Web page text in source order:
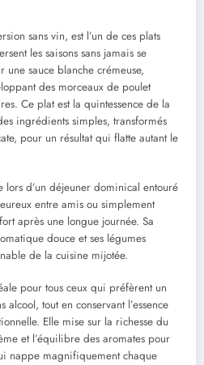
sans vin, est l’un de ces plats
les saisons sans jamais se
sauce blanche crémeuse,
des morceaux de poulet
Ce plat est la quintessence de la
ingrédients simples, transformés
pour un résultat qui flatte autant le
lors d’un déjeuner dominical entouré
entre amis ou simplement
après une longue journée. Sa
douce et ses légumes
de la cuisine mijotée.
pour tous ceux qui préfèrent un
alcool, tout en conservant l’essence
Elle mise sur la richesse du
et l’équilibre des aromates pour
nappe magnifiquement chaque